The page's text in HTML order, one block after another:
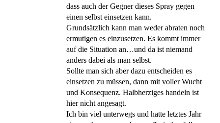
dass auch der Gegner dieses Spray gegen
einen selbst einsetzen kann.
Grundsätzlich kann man weder abraten noch
ermutigen es einzusetzen. Es kommt immer
auf die Situation an…und da ist niemand
anders dabei als man selbst.
Sollte man sich aber dazu entscheiden es
einsetzen zu müssen, dann mit voller Wucht
und Konsequenz. Halbherziges handeln ist
hier nicht angesagt.
Ich bin viel unterwegs und hatte letztes Jahr